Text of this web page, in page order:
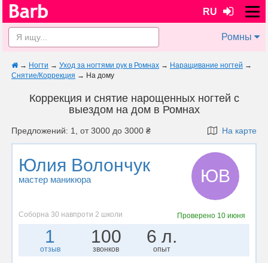
RU
Ромны
→ Ногти → Уход за ногтями рук в Ромнах → Наращивание ногтей →
Снятие/Коррекция → На дому
Коррекция и снятие нарощенных ногтей с
выездом на дом в Ромнах
Предложений: 1, от 3000 до 3000 ₴ На карте
Юлия Волончук
мастер маникюра ЮВ
Соборна 30 навпроти 2 школи Проверено 10 июня
1
отзыв
100
звонков
6 л.
опыт